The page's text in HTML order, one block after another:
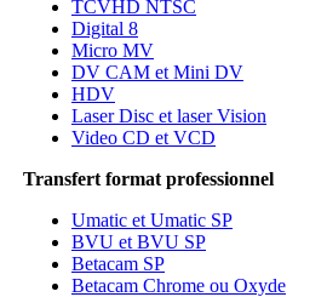
TCVHD NTSC
Digital 8
Micro MV
DV CAM et Mini DV
HDV
Laser Disc et laser Vision
Video CD et VCD
Transfert format professionnel
Umatic et Umatic SP
BVU et BVU SP
Betacam SP
Betacam Chrome ou Oxyde